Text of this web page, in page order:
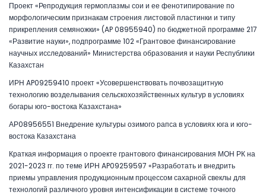
Проект «Репродукция гермоплазмы сои и ее фенотипирование по
морфологическим признакам строения листовой пластинки и типу
прикрепления семяножки» (AP 08955940) по бюджетной программе 217
«Развитие науки», подпрограмме 102 «Грантовое финансирование
научных исследований» Министерства образования и науки Республики
Казахстан
ИРН AP09259410 проект «Усовершенствовать почвозащитную
технологию возделывания сельскохозяйственных культур в условиях
богары юго-востока Казахстана»
АР08956551 Внедрение культуры озимого рапса в условиях юга и юго-
востока Казахстана
Краткая информация о проекте грантового финансирования МОН РК на
2021-2023 гг. по теме ИРН AP09259597 «Разработать и внедрить
приемы управления продукционным процессом сахарной свеклы для
технологий различного уровня интенсификации в системе точного